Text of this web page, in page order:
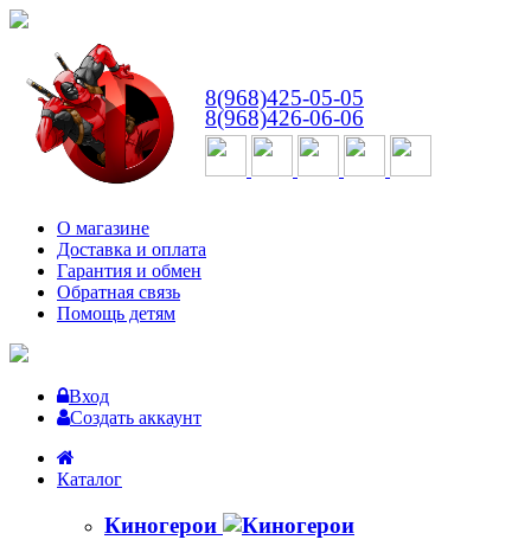
8(968)425-05-05
8(968)426-06-06
О магазине
Доставка и оплата
Гарантия и обмен
Обратная связь
Помощь детям
Вход
Создать аккаунт
Каталог
Киногерои